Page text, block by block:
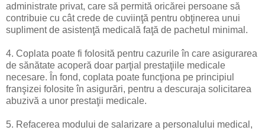
administrate privat, care să permită oricărei persoane să
contribuie cu cât crede de cuviinţă pentru obţinerea unui
supliment de asistenţă medicală faţă de pachetul minimal.
4. Coplata poate fi folosită pentru cazurile în care asigurarea
de sănătate acoperă doar parţial prestaţiile medicale
necesare. În fond, coplata poate funcţiona pe principiul
franşizei folosite în asigurări, pentru a descuraja solicitarea
abuzivă a unor prestaţii medicale.
5. Refacerea modului de salarizare a personalului medical,